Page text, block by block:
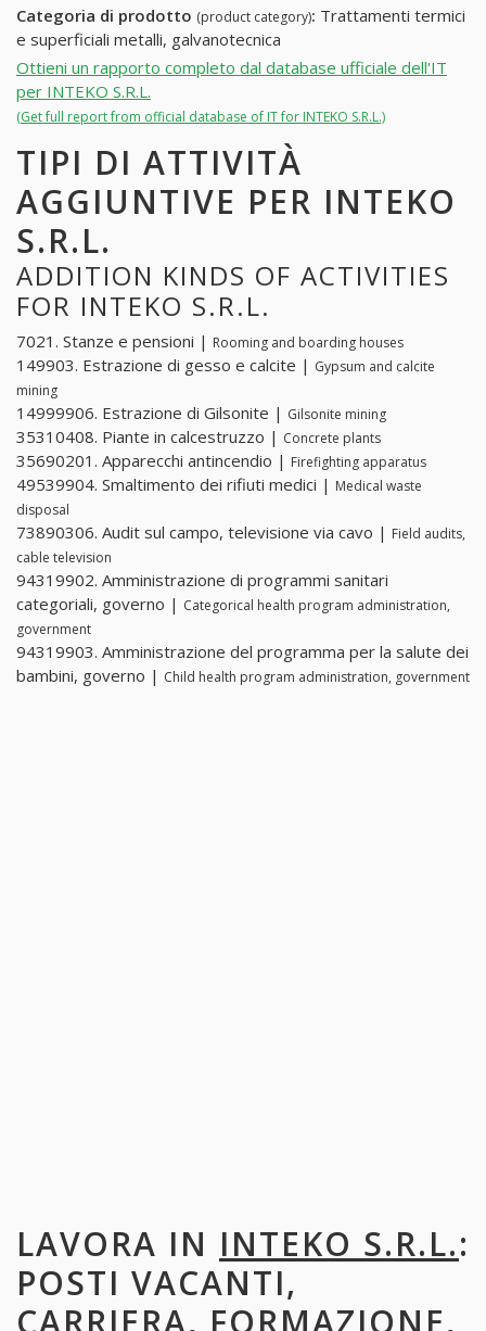
Categoria di prodotto (product category): Trattamenti termici
e superficiali metalli, galvanotecnica
Ottieni un rapporto completo dal database ufficiale dell'IT
per INTEKO S.R.L.
(Get full report from official database of IT for INTEKO S.R.L.)
TIPI DI ATTIVITÀ
AGGIUNTIVE PER INTEKO
S.R.L.
ADDITION KINDS OF ACTIVITIES
FOR INTEKO S.R.L.
7021. Stanze e pensioni | Rooming and boarding houses
149903. Estrazione di gesso e calcite | Gypsum and calcite
mining
14999906. Estrazione di Gilsonite | Gilsonite mining
35310408. Piante in calcestruzzo | Concrete plants
35690201. Apparecchi antincendio | Firefighting apparatus
49539904. Smaltimento dei rifiuti medici | Medical waste
disposal
73890306. Audit sul campo, televisione via cavo | Field audits,
cable television
94319902. Amministrazione di programmi sanitari
categoriali, governo | Categorical health program administration,
government
94319903. Amministrazione del programma per la salute dei
bambini, governo | Child health program administration, government
LAVORA IN INTEKO S.R.L.:
POSTI VACANTI,
CARRIERA, FORMAZIONE,